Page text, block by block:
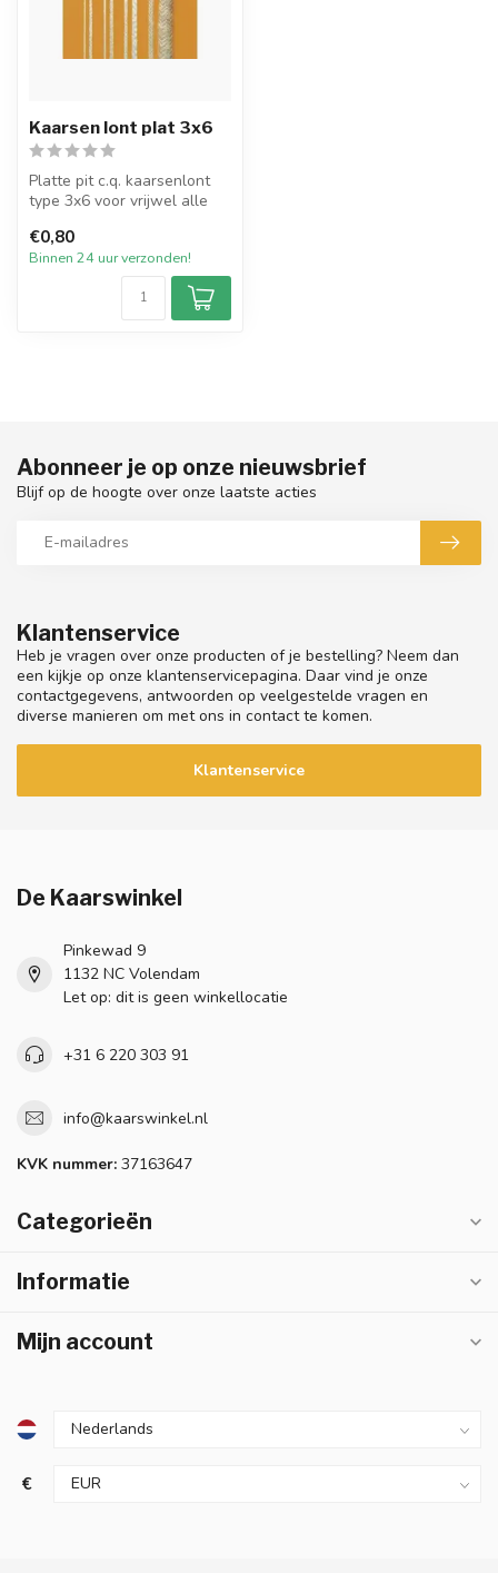
Kaarsen lont plat 3x6
Platte pit c.q. kaarsenlont
type 3x6 voor vrijwel alle
€0,80
Binnen 24 uur verzonden!
Klantenservice
Heb je vragen over onze producten of je bestelling? Neem dan
een kijkje op onze klantenservicepagina. Daar vind je onze
contactgegevens, antwoorden op veelgestelde vragen en
diverse manieren om met ons in contact te komen.
Klantenservice
Abonneer je op onze nieuwsbrief
Blijf op de hoogte over onze laatste acties
De Kaarswinkel
Pinkewad 9
1132 NC Volendam
Let op: dit is geen winkellocatie
+31 6 220 303 91
info@kaarswinkel.nl
KVK nummer: 37163647
Categorieën
Informatie
Mijn account
€